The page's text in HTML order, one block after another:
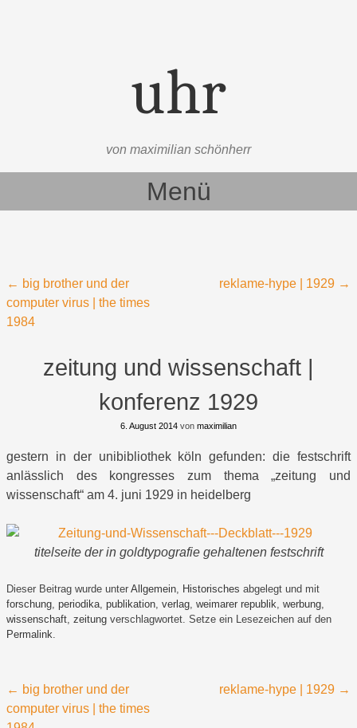
uhr
von maximilian schönherr
Menü
Beitragsnavigation
← big brother und der
computer virus | the times
1984
reklame-hype | 1929 →
zeitung und wissenschaft |
konferenz 1929
6. August 2014 von maximilian
gestern in der unibibliothek köln gefunden: die festschrift
anlässlich des kongresses zum thema „zeitung und
wissenschaft“ am 4. juni 1929 in heidelberg
titelseite der in goldtypografie gehaltenen festschrift
Dieser Beitrag wurde unter Allgemein, Historisches abgelegt und mit
forschung, periodika, publikation, verlag, weimarer republik, werbung,
wissenschaft, zeitung verschlagwortet. Setze ein Lesezeichen auf den
Permalink.
Beitragsnavigation
← big brother und der
computer virus | the times
reklame-hype | 1929 →